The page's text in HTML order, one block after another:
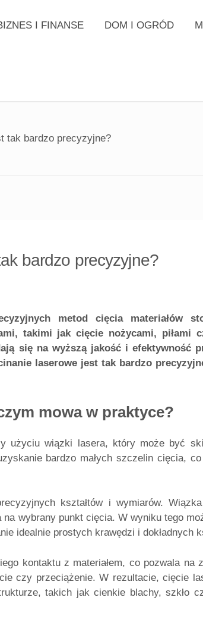
I FINANSE DOM I OGRÓD
tak bardzo precyzyjne?
bardzo precyzyjne?
metod cięcia materiałów
takimi jak cięcie nożycami, piłami
się na wyższą jakość i efektywność
laserowe jest tak bardzo
mowa w praktyce?
użyciu wiązki lasera, który może być
bardzo małych szczelin cięcia,
kształtów i wymiarów.
wybrany punkt cięcia. W wyniku tego
idealnie prostych krawędzi i dokładnych
kontaktu z materiałem, co pozwala na
czy przeciążenie. W rezultacie, cięcie
takich jak cienkie blachy, szkło